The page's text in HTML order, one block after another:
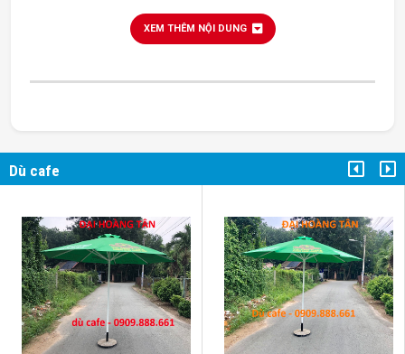
Dù che nắng quán cafe đường kính 3m
XEM THÊM NỘI DUNG
Dù cafe